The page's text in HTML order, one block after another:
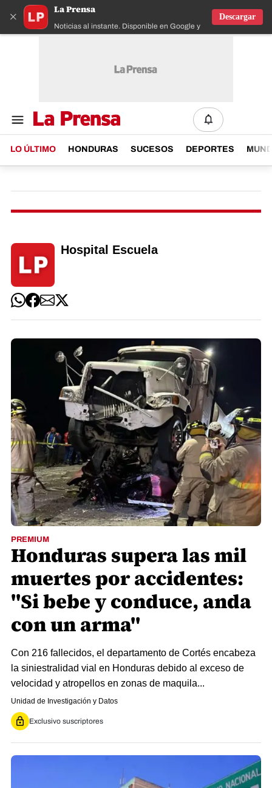
×
La Prensa
Noticias al instante. Disponible en Google y IOS
Descargar
LO ÚLTIMO HONDURAS SUCESOS DEPORTES
Hospital Escuela
PREMIUM
Honduras supera las mil
muertes por accidentes:
"Si bebe y conduce, anda
con un arma"
Con 216 fallecidos, el departamento de Cortés encabeza
la siniestralidad vial en Honduras debido al exceso de
velocidad y atropellos en zonas de maquila...
Unidad de Investigación y Datos
Exclusivo suscriptores